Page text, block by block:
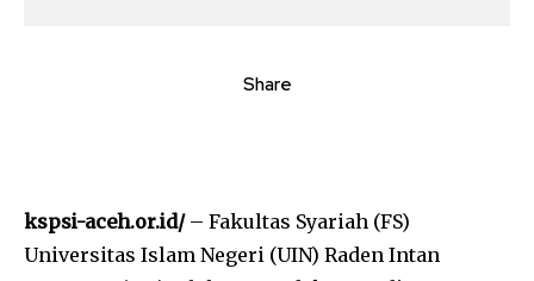
Share
kspsi-aceh.or.id/– Fakultas Syariah (FS)
Universitas Islam Negeri (UIN) Raden Intan